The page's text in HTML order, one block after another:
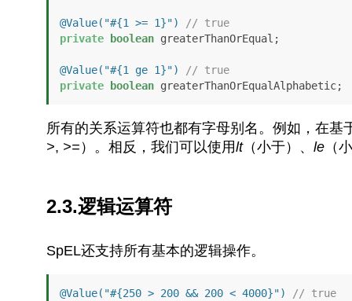
@Value("#{1 >= 1}")
// true
private
boolean greaterThanOrEqual;
@Value("#{1 ge 1}")
// true
private
boolean
所有的关系运算符也都有字母别名。例如，在
>, >= ）。相反，我们可以使用lt（小于）、 le（
2.3.逻辑运算符
SpEL还支持所有基本的逻辑操作。
@Value("#{250 > 200 && 200 < 4000}")
// true